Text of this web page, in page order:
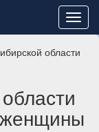
области